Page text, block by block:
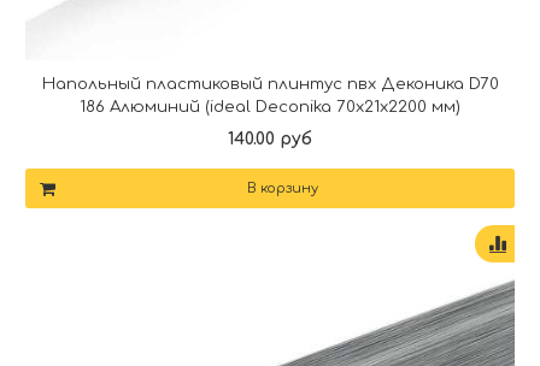
Напольный пластиковый плинтус пвх Деконика D70
186 Алюминий (ideal Deconika 70х21х2200 мм)
140.00 руб
В корзину